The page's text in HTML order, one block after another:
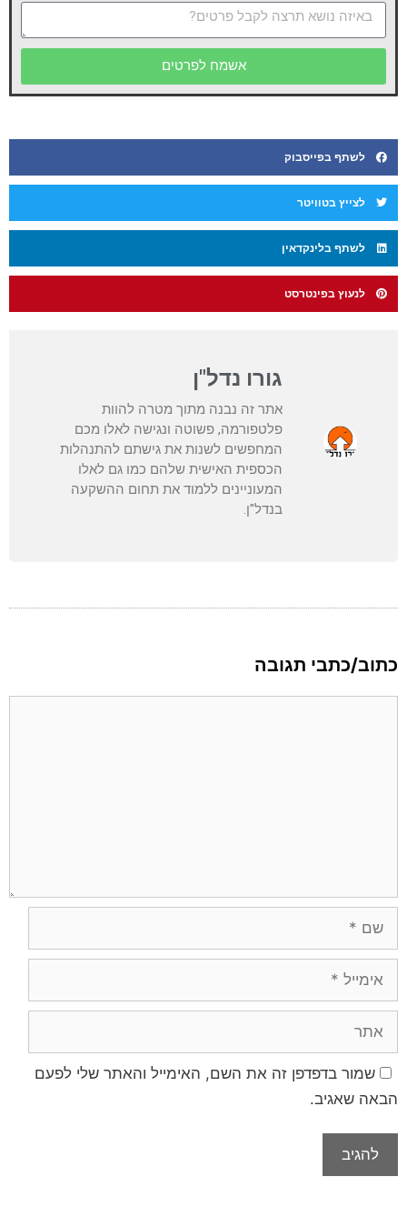
אשמח לפרטים
לשתף בפייסבוק
לצייץ בטוויטר
לשתף בלינקדאין
לנעוץ בפינטרסט
גורו נדל"ן
אתר זה נבנה מתוך מטרה להוות
פלטפורמה, פשוטה ונגישה לאלו מכם
המחפשים לשנות את גישתם להתנהלות
הכספית האישית שלהם כמו גם לאלו
המעוניינים ללמוד את תחום ההשקעה
בנדל"ן.
כתוב/כתבי תגובה
שמור בדפדפן זה את השם, האימייל והאתר שלי לפעם
הבאה שאגיב.